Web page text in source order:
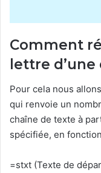
Comment
lettre
Pour cela nous
qui renvoie un
chaîne de texte à
spécifiée, en
=stxt (Texte de